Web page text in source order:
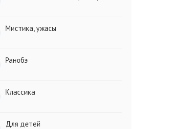
Мистика, ужасы
Ранобэ
Классика
Для детей